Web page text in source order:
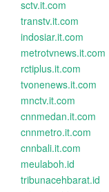
sctv.it.com
transtv.it.com
indosiar.it.com
metrotvnews.it.com
rctiplus.it.com
tvonenews.it.com
mnctv.it.com
cnnmedan.it.com
cnnmetro.it.com
cnnbali.it.com
meulaboh.id
tribunacehbarat.id